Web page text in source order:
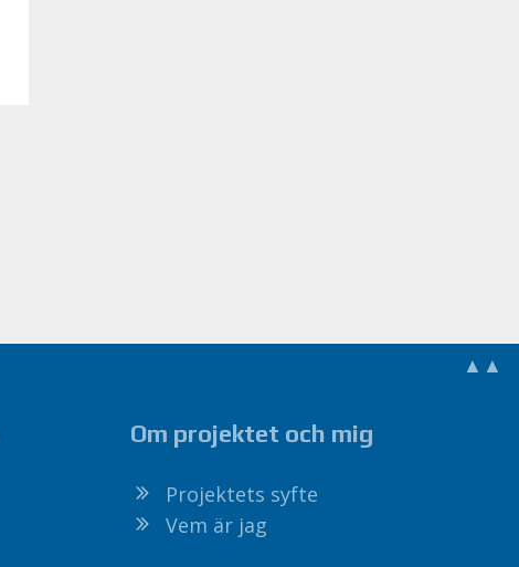
▲▲
Om projektet och mig
Projektets syfte
Vem är jag